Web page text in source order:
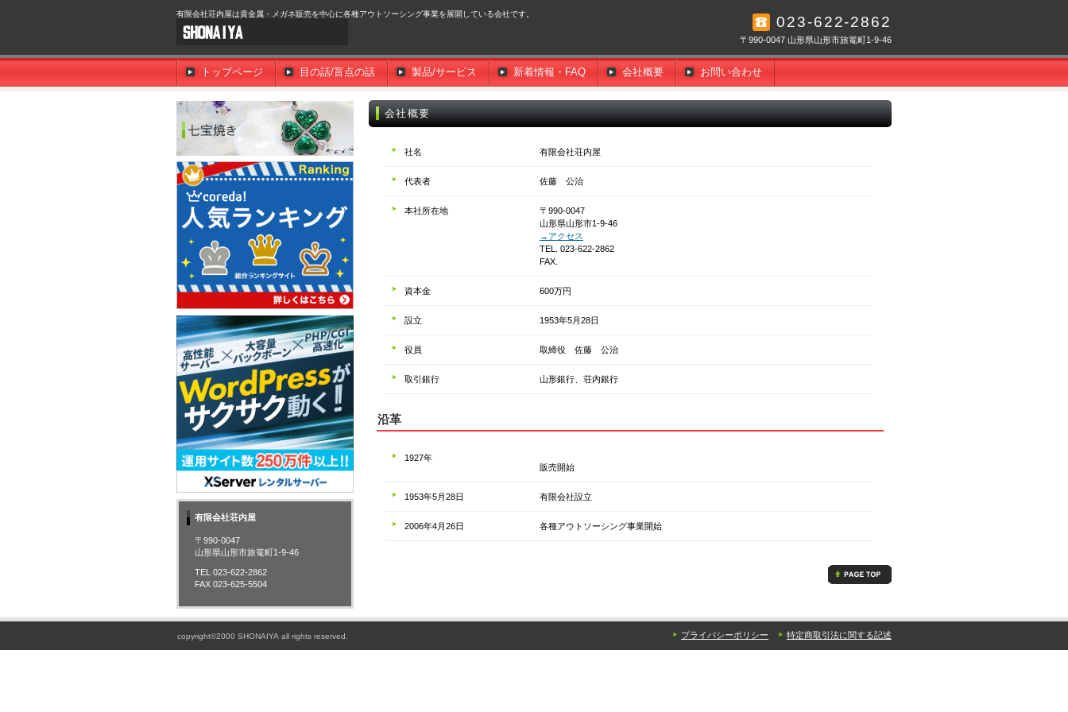
有限会社荘内屋は貴金属・メガネ販売を中心に各種アウトソーシング事業を展開している会社です。 023-622-2862
〒990-0047 山形県山形市旅篭町1-9-46
会社概要
社名 有限会社荘内屋
代表者 佐藤 公治
本社所在地
〒990-0047
山形県山形市1-9-46
→アクセス
TEL. 023-622-2862
FAX.
資本金 600万円
設立 1953年5月28日
役員 取締役 佐藤 公治
取引銀行 山形銀行、荘内銀行
沿革
1927年
販売開始
1953年5月28日 有限会社設立
2006年4月26日 各種アウトソーシング事業開始
トップページ 目の話/盲点の話 製品/サービス 新着情報・FAQ 会社概要 お問い合わせ
有限会社荘内屋
〒990-0047
山形県山形市旅篭町1-9-46
TEL 023-622-2862
FAX 023-625-5504
copyright©2000 SHONAIYA all rights reserved. プライバシーポリシー 特定商取引法に関する記述